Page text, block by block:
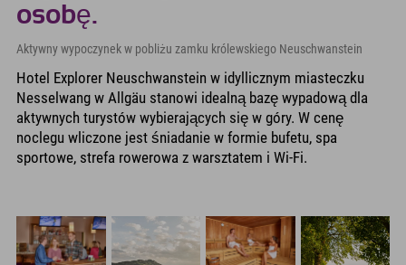
osobę.
Aktywny wypoczynek w pobliżu zamku królewskiego Neuschwanstein
Hotel Explorer Neuschwanstein w idyllicznym miasteczku
Nesselwang w Allgäu stanowi idealną bazę wypadową dla
aktywnych turystów wybierających się w góry. W cenę
noclegu wliczone jest śniadanie w formie bufetu, spa
sportowe, strefa rowerowa z warsztatem i Wi-Fi.